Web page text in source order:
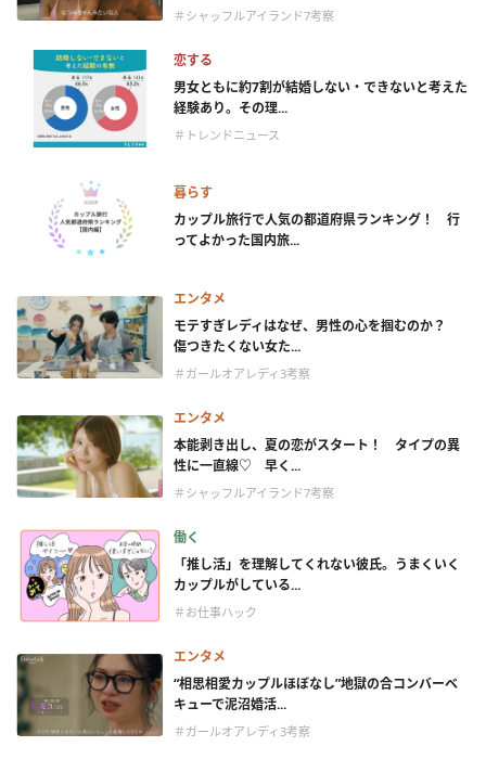
＃シャッフルアイランド7考察
恋する
男女ともに約7割が結婚しない・できないと考えた
経験あり。その理...
＃トレンドニュース
暮らす
カップル旅行で人気の都道府県ランキング！ 行
ってよかった国内旅...
エンタメ
モテすぎレディはなぜ、男性の心を掴むのか？
傷つきたくない女た...
＃ガールオアレディ3考察
エンタメ
本能剥き出し、夏の恋がスタート！ タイプの異
性に一直線♡ 早く...
＃シャッフルアイランド7考察
働く
「推し活」を理解してくれない彼氏。うまくいく
カップルがしている...
＃お仕事ハック
エンタメ
“相思相愛カップルほぼなし”地獄の合コンバーベ
キューで泥沼婚活...
＃ガールオアレディ3考察